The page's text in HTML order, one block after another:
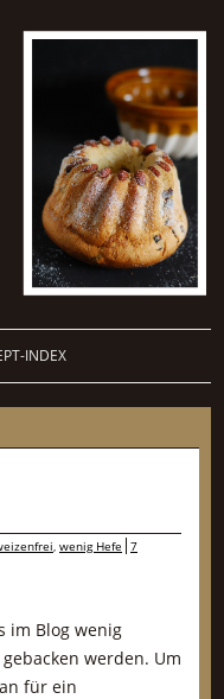
INDEX
, wenig Hefe 7
im Blog wenig
werden. Um
für ein